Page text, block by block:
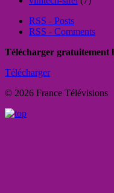
RSS - Posts
RSS - Comments
Télécharger gratuitement
Télécharger
© 2026 France Télévisions